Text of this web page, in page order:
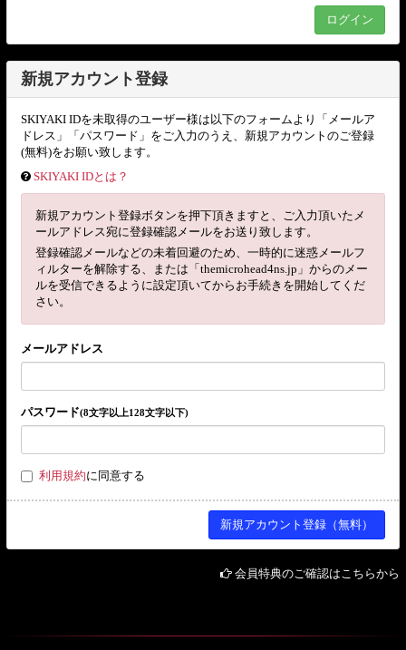
新規アカウント登録
SKIYAKI IDを未取得のユーザー様は以下のフォームより「メールア
ドレス」「パスワード」をご入力のうえ、新規アカウントのご登録
(無料)をお願い致します。
SKIYAKI IDとは？
新規アカウント登録ボタンを押下頂きますと、ご入力頂いたメ
ールアドレス宛に登録確認メールをお送り致します。
登録確認メールなどの未着回避のため、一時的に迷惑メールフ
ィルターを解除する、または「themicrohead4ns.jp」からのメー
ルを受信できるように設定頂いてからお手続きを開始してくだ
さい。
メールアドレス
パスワード(8文字以上128文字以下)
利用規約に同意する
会員特典のご確認はこちらから